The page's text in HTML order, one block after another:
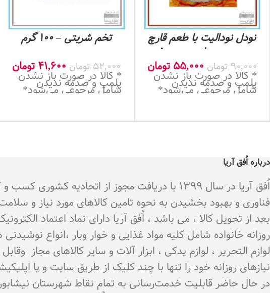
نودل نودالیت با طعم قارچ
و پنیر پیتزا- بسته‌ی 5
عددی
90,000تومان 55,000 تومان
* کالا در صورت باز نشدن
پلمپ و صدمه ندیدن
شامل مرجوعی می‌شود*
تخم شربتی – 100 گرم
52,000تومان 41,600 تومان
* کالا در صورت باز نشدن
پلمپ و صدمه ندیدن
شامل مرجوعی می‌شود*
درباره اُفق آریا
اُفق آریا در سال 1399 با دریافت مجوز از
فناوری و بهبود بخشیدن به نحوه تامین کالاهای مورد نیاز و
بعد از تحویل کالا ، می باشد ، اٌفق آریا دارای نماد اعتماد
روزانه خانواده شامل کلیه مواد غذایی و خوار وبار ،انواع
لوازم التحریر ، لوازم یدکی ، ابزار آلات و سایر کالاهای
نیازهای روزانه خود را تنها با چند کلیک از طریق سایت و یا
در حال حاضر قابلیت خدمت‌رسانی به تمام نقاط شهرستان